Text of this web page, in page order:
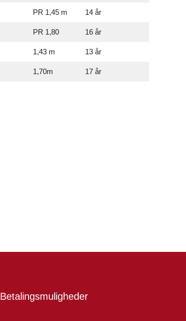
PR 1,45 m 14 år
PR 1,80 16 år
1,43 m 13 år
1,70m 17 år
Betalingsmuligheder